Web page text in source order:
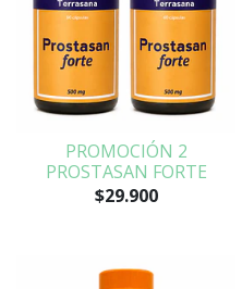
PROMOCIÓN 2
PROSTASAN FORTE
$29.900